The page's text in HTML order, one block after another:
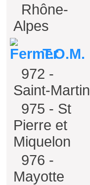
Rhône-
Alpes
T.O.M.
972 -
Saint-Martin
975 - St
Pierre et
Miquelon
976 -
Mayotte